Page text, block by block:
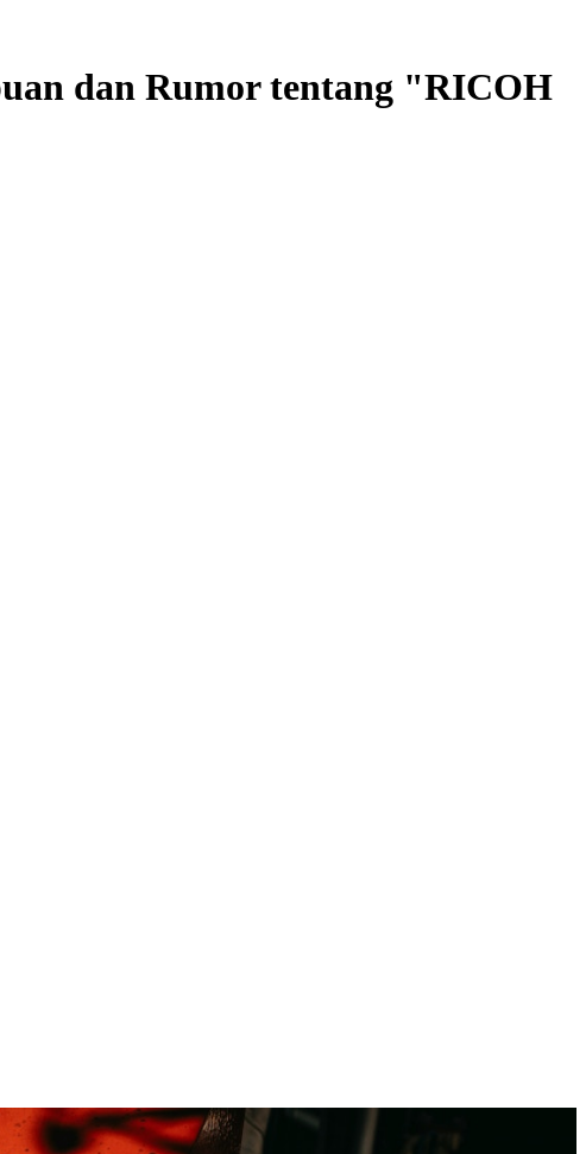
dan Rumor tentang "RICOH